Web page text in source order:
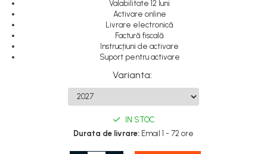
Valabilitate 12 luni
Activare online
Livrare electronică
Factură fiscală
Instrucțiuni de activare
Suport pentru activare
Varianta:
IN STOC
Durata de livrare: Email 1 - 72 ore